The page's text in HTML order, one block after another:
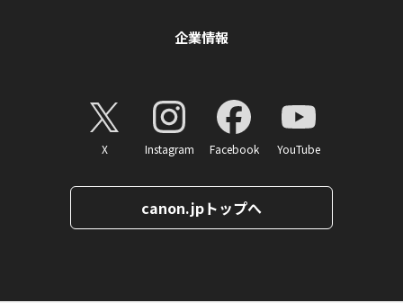
企業情報
X Instagram Facebook YouTube
canon.jpトップへ